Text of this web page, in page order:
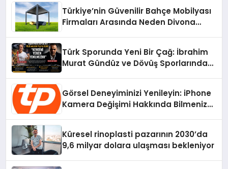
Türkiye’nin Güvenilir Bahçe Mobilyası
Firmaları Arasında Neden Divona
Türk Sporunda Yeni Bir Çağ: İbrahim
Murat Gündüz ve Dövüş Sporlarında
Görsel Deneyiminizi Yenileyin: iPhone
Kamera Değişimi Hakkında Bilmeniz
Küresel rinoplasti pazarının 2030’da
9,6 milyar dolara ulaşması bekleniyor